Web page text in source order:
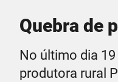
Quebra de
No último dia
produtora rural